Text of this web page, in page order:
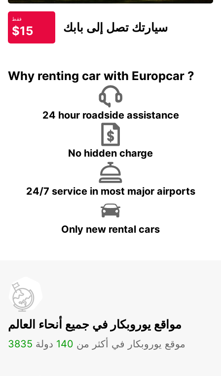
فقط
$15 سيارتك تصل إلى بابك
Why renting car with Europcar ?
24 hour roadside assistance
No hidden charge
24/7 service in most major airports
Only new rental cars
مواقع يوروبكار في جميع أنحاء العالم
3835 موقع يوروبكار في أكثر من 140 دولة